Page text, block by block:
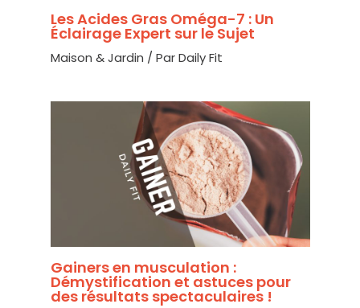
Les Acides Gras Oméga-7 : Un
Éclairage Expert sur le Sujet
Maison & Jardin / ParDaily Fit
Gainers en musculation :
Démystification et astuces pour
des résultats spectaculaires !